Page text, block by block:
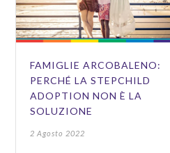
FAMIGLIE ARCOBALENO:
PERCHÉ LA STEPCHILD
ADOPTION NON È LA
SOLUZIONE
2 Agosto 2022